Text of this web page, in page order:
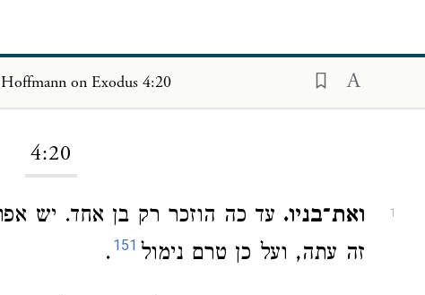
on Exodus 4:20
4:20
1 ואת־בניו. עד כה הוזכר רק בן אחד. יש
זה עתה, ועל כן טרם נימול 151
.